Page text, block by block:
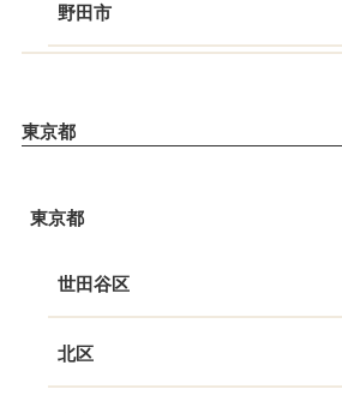
野田市
東京都
東京都
世田谷区
北区